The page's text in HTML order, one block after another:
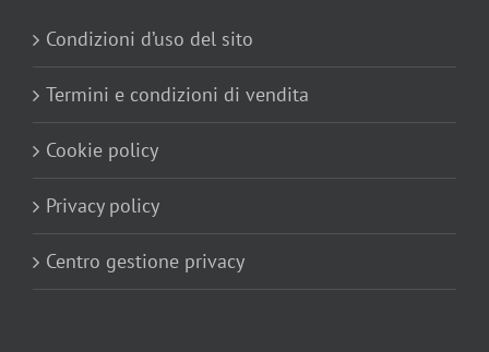
Condizioni d’uso del sito
Termini e condizioni di vendita
Cookie policy
Privacy policy
Centro gestione privacy